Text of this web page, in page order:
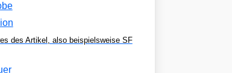
des Artikel, also beispielsweise SF